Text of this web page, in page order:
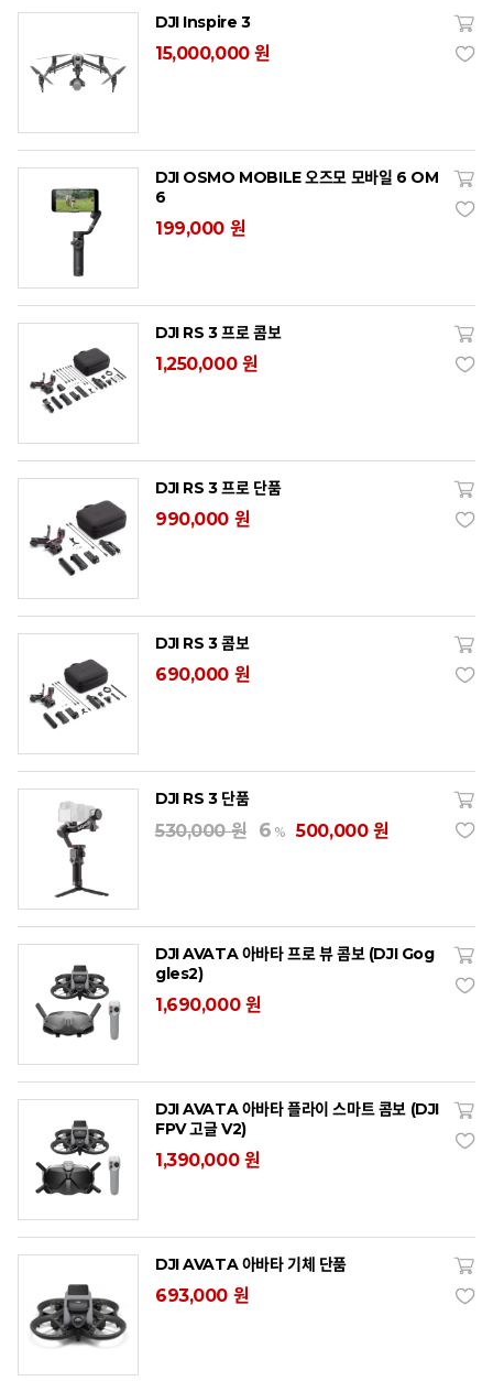
DJI Inspire 3
15,000,000 원
DJI OSMO MOBILE 오즈모 모바일 6 OM
6
199,000 원
DJI RS 3 프로 콤보
1,250,000 원
DJI RS 3 프로 단품
990,000 원
DJI RS 3 콤보
690,000 원
DJI RS 3 단품
530,000 원 6 % 500,000 원
DJI AVATA 아바타 프로 뷰 콤보 (DJI Gog
gles2)
1,690,000 원
DJI AVATA 아바타 플라이 스마트 콤보 (DJI
FPV 고글 V2)
1,390,000 원
DJI AVATA 아바타 기체 단품
693,000 원